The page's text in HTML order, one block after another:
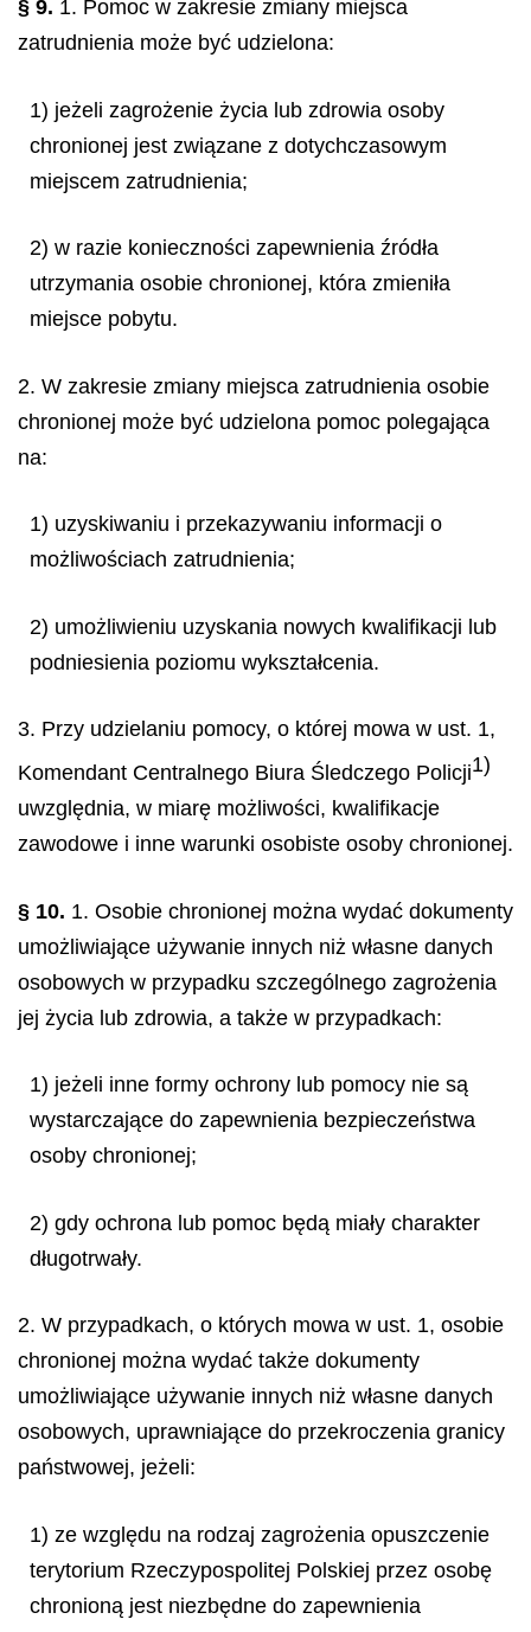
§ 9. 1. Pomoc w zakresie zmiany miejsca
zatrudnienia może być udzielona:
1) jeżeli zagrożenie życia lub zdrowia osoby
chronionej jest związane z dotychczasowym
miejscem zatrudnienia;
2) w razie konieczności zapewnienia źródła
utrzymania osobie chronionej, która zmieniła
miejsce pobytu.
2. W zakresie zmiany miejsca zatrudnienia osobie
chronionej może być udzielona pomoc polegająca
na:
1) uzyskiwaniu i przekazywaniu informacji o
możliwościach zatrudnienia;
2) umożliwieniu uzyskania nowych kwalifikacji lub
podniesienia poziomu wykształcenia.
3. Przy udzielaniu pomocy, o której mowa w ust. 1,
Komendant Centralnego Biura Śledczego Policji1)
uwzględnia, w miarę możliwości, kwalifikacje
zawodowe i inne warunki osobiste osoby chronionej.
§ 10. 1. Osobie chronionej można wydać dokumenty
umożliwiające używanie innych niż własne danych
osobowych w przypadku szczególnego zagrożenia
jej życia lub zdrowia, a także w przypadkach:
1) jeżeli inne formy ochrony lub pomocy nie są
wystarczające do zapewnienia bezpieczeństwa
osoby chronionej;
2) gdy ochrona lub pomoc będą miały charakter
długotrwały.
2. W przypadkach, o których mowa w ust. 1, osobie
chronionej można wydać także dokumenty
umożliwiające używanie innych niż własne danych
osobowych, uprawniające do przekroczenia granicy
państwowej, jeżeli:
1) ze względu na rodzaj zagrożenia opuszczenie
terytorium Rzeczypospolitej Polskiej przez osobę
chronioną jest niezbędne do zapewnienia